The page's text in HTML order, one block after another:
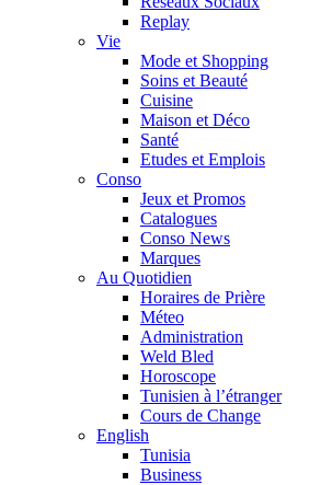
Replay
Vie
Mode et Shopping
Soins et Beauté
Cuisine
Maison et Déco
Santé
Etudes et Emplois
Conso
Jeux et Promos
Catalogues
Conso News
Marques
Au Quotidien
Horaires de Prière
Méteo
Administration
Weld Bled
Horoscope
Tunisien à l’étranger
Cours de Change
English
Tunisia
Business